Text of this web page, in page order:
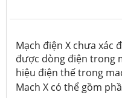
Mạch điện X chưa xác
được dòng điện trong
hiệu điện thế trong
Mach X có thể gồm